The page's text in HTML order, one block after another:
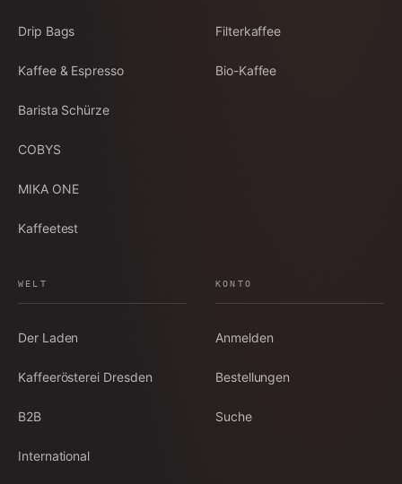
Drip Bags
Kaffee & Espresso
Barista Schürze
COBYS
MIKA ONE
Kaffeetest
Filterkaffee
Bio-Kaffee
WELT
Der Laden
Kaffeerösterei Dresden
B2B
International
KONTO
Anmelden
Bestellungen
Suche